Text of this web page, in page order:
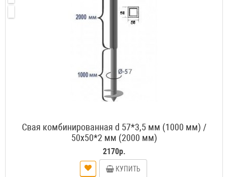
Свая комбинированная d 57*3,5 мм (1000 мм) /
50х50*2 мм (2000 мм)
2170р.
КУПИТЬ